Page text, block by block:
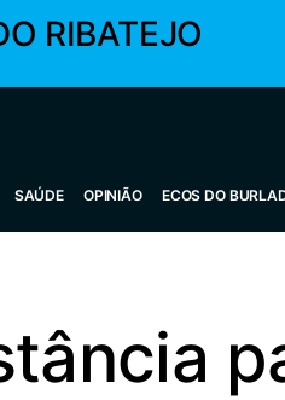
RIBATEJO
SAÚDE OPINIÃO ECOS DO